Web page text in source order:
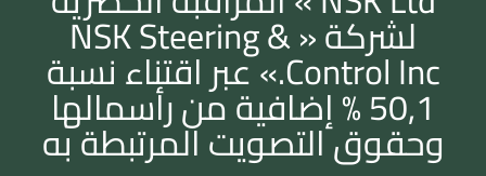
لشركة « NSK Steering &
Control Inc.» عبر اقتناء نسبة
50,1 % إضافية من رأسمالها
وحقوق التصويت المرتبطة به